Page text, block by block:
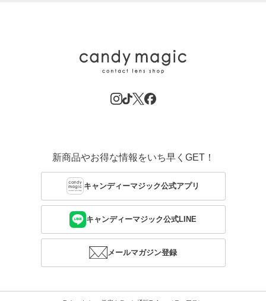
新商品やお得な情報をいち早くGET！
キャンディーマジック公式アプリ
キャンディーマジック公式LINE
メールマガジン登録